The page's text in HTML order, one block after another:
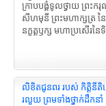
ក្រាបបង្គំទូលថ្វាយ ព្រះក
សីហមុនី ព្រះមហាក្សត្រ នៃ
នក្ខត្តឫក្ស មហាប្រសើរន
លិខិតជូនពរ របស់ កិត្តិនីតិ
រលួយ ព្រមទាំងថ្នាក់ដឹកនាំ